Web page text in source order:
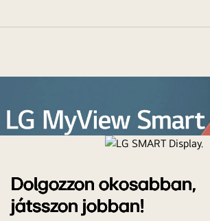
Display.Dolgozzon okosabban,
játsszon jobban!